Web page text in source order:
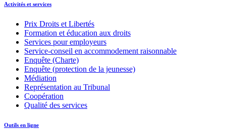
Activités et services
Prix Droits et Libertés
Formation et éducation aux droits
Services pour employeurs
Service-conseil en accommodement raisonnable
Enquête (Charte)
Enquête (protection de la jeunesse)
Médiation
Représentation au Tribunal
Coopération
Qualité des services
Outils en ligne